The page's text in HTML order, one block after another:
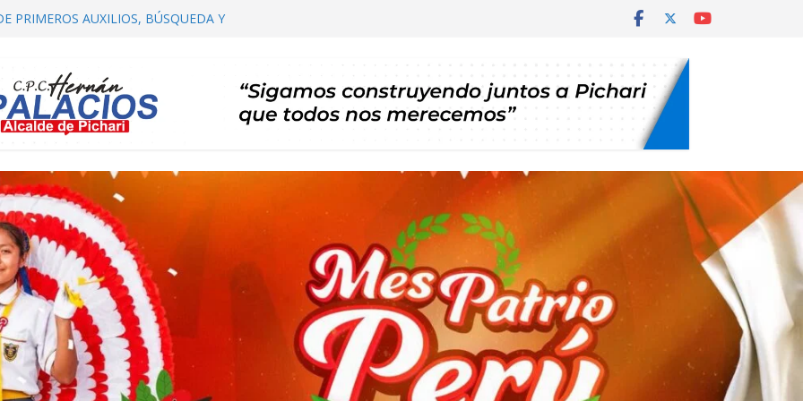
PRIMEROS AUXILIOS, BÚSQUEDA Y
PARTICIPA EN EL PRIMER
COMUNALES
DE PLAN DE DESARROLLO
2026 – 2035 ETAPA DE PROPUESTAS
TE INVITA A SU I FESTIVAL DEL CAFÉ